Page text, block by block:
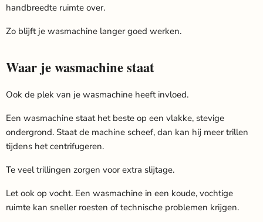
handbreedte ruimte over.
Zo blijft je wasmachine langer goed werken.
Waar je wasmachine staat
Ook de plek van je wasmachine heeft invloed.
Een wasmachine staat het beste op een vlakke, stevige
ondergrond. Staat de machine scheef, dan kan hij meer trillen
tijdens het centrifugeren.
Te veel trillingen zorgen voor extra slijtage.
Let ook op vocht. Een wasmachine in een koude, vochtige
ruimte kan sneller roesten of technische problemen krijgen.